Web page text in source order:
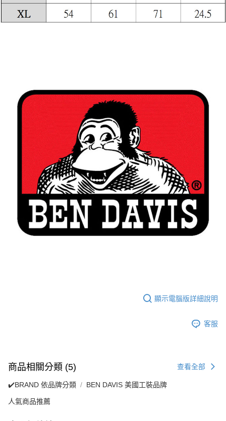
順豐快遞宅配
顯示電腦版詳細說明
客服
商品相關分類 (5) 查看全部
✔️BRAND 依品牌分類 BEN DAVIS 美國工裝品牌
人氣商品推薦